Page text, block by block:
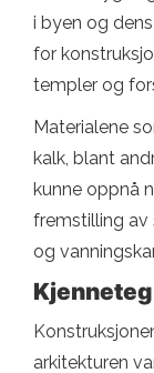
i byen og
for
templer og
Materialene
kalk, blant
kunne oppnå
fremstilling av
og
arkitekturen